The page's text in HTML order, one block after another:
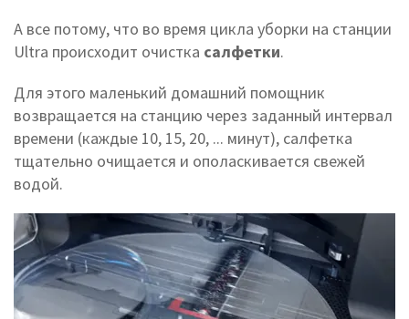
А все потому, что во время цикла уборки на станции
Ultra происходит очистка салфетки.
Для этого маленький домашний помощник
возвращается на станцию через заданный интервал
времени (каждые 10, 15, 20, ... минут), салфетка
тщательно очищается и ополаскивается свежей
водой.